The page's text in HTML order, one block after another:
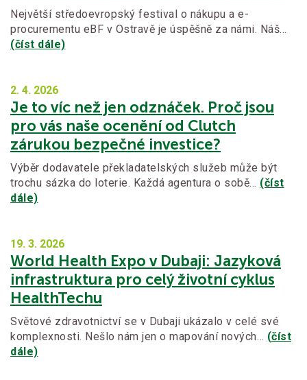
Největší středoevropský festival o nákupu a e-
procurementu eBF v Ostravě je úspěšně za námi. Náš…
(číst dále)
2. 4. 2026
Je to víc než jen odznáček. Proč jsou
pro vás naše ocenění od Clutch
zárukou bezpečné investice?
Výběr dodavatele překladatelských služeb může být
trochu sázka do loterie. Každá agentura o sobě… (číst
dále)
19. 3. 2026
World Health Expo v Dubaji: Jazyková
infrastruktura pro celý životní cyklus
HealthTechu
Světové zdravotnictví se v Dubaji ukázalo v celé své
komplexnosti. Nešlo nám jen o mapování nových… (číst
dále)